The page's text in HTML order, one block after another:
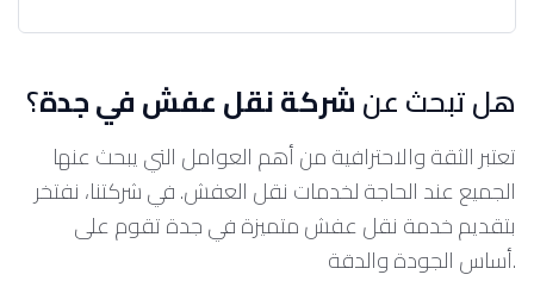
هل تبحث عنشركة نقل عفش في جدة؟
تعتبر الثقة والاحترافية من أهم العوامل التي يبحث عنها
الجميع عند الحاجة لخدمات نقل العفش. في شركتنا، نفتخر
بتقديم خدمة نقل عفش متميزة في جدة تقوم على
أساس الجودة والدقة.